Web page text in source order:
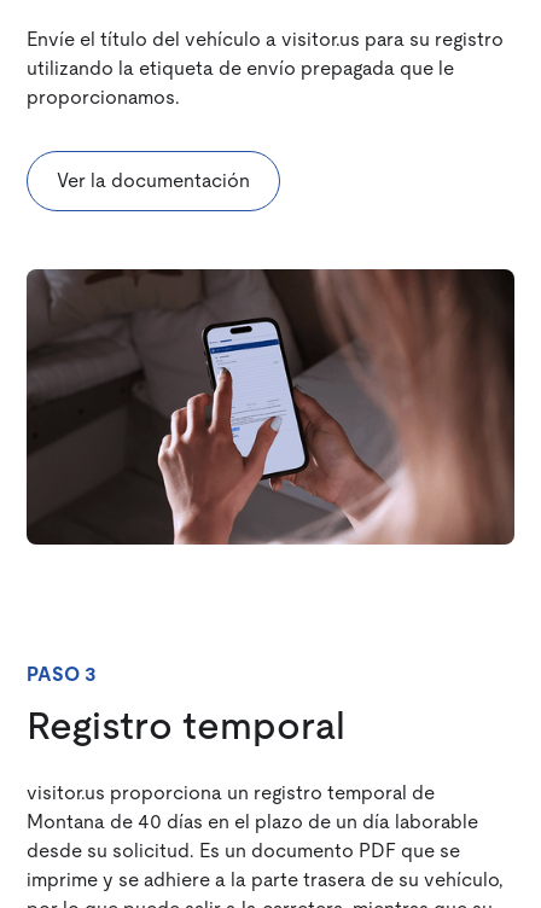
Envíe el título del vehículo a visitor.us para su registro
utilizando la etiqueta de envío prepagada que le
proporcionamos.
Ver la documentación
PASO 3
Registro temporal
visitor.us proporciona un registro temporal de
Montana de 40 días en el plazo de un día laborable
desde su solicitud. Es un documento PDF que se
imprime y se adhiere a la parte trasera de su vehículo,